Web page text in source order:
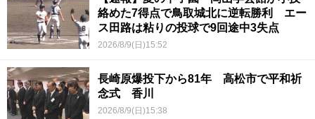
絡めた7得点で鳥取城北に逆転勝利 エー
ス田路は粘りの投球で9回途中3失点
2026/8/9(日)15:52
長崎原爆投下から81年 高松市で平和祈
念式 香川
2026/8/9(日)15:38